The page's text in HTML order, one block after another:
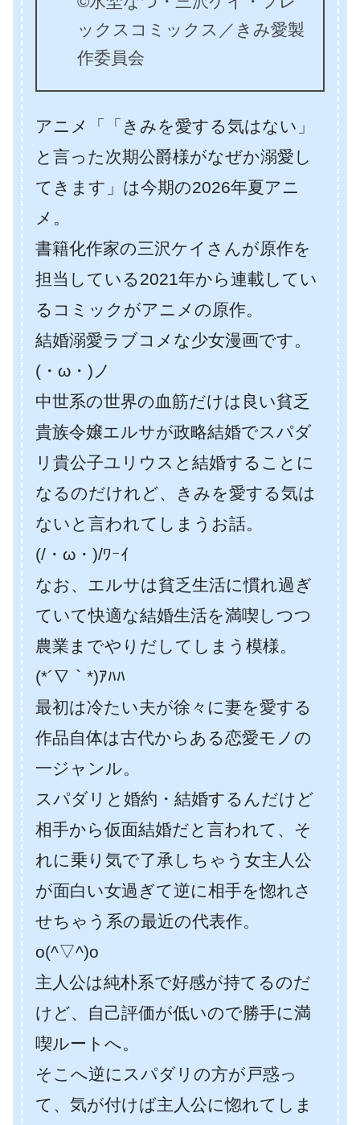
ックスコミックス／きみ愛製
作委員会
アニメ「「きみを愛する気はない」
と言った次期公爵様がなぜか溺愛し
てきます」は今期の2026年夏アニ
メ。
書籍化作家の三沢ケイさんが原作を
担当している2021年から連載してい
るコミックがアニメの原作。
結婚溺愛ラブコメな少女漫画です。
(・ω・)ノ
中世系の世界の血筋だけは良い貧乏
貴族令嬢エルサが政略結婚でスパダ
リ貴公子ユリウスと結婚することに
なるのだけれど、きみを愛する気は
ないと言われてしまうお話。
(/・ω・)/ﾜｰｲ
なお、エルサは貧乏生活に慣れ過ぎ
ていて快適な結婚生活を満喫しつつ
農業までやりだしてしまう模様。
(*´∇｀*)ｱﾊﾊ
最初は冷たい夫が徐々に妻を愛する
作品自体は古代からある恋愛モノの
一ジャンル。
スパダリと婚約・結婚するんだけど
相手から仮面結婚だと言われて、そ
れに乗り気で了承しちゃう女主人公
が面白い女過ぎて逆に相手を惚れさ
せちゃう系の最近の代表作。
o(^▽^)o
主人公は純朴系で好感が持てるのだ
けど、自己評価が低いので勝手に満
喫ルートへ。
そこへ逆にスパダリの方が戸惑っ
て、気が付けば主人公に惚れてしま